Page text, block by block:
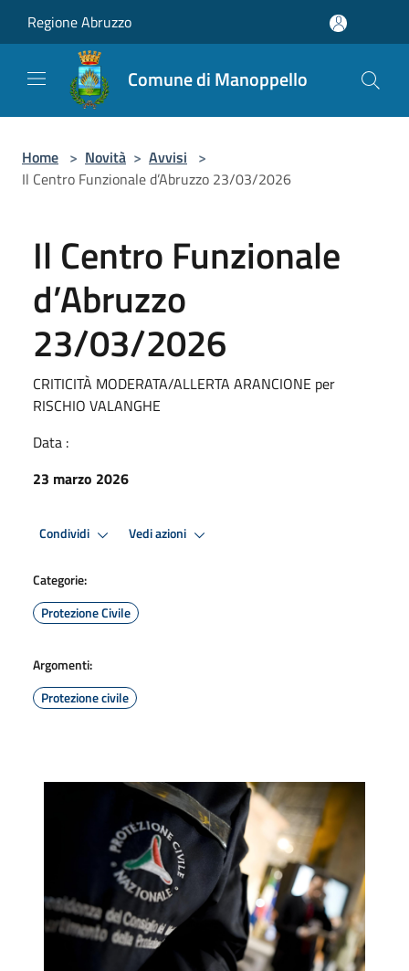
Regione Abruzzo
Comune di Manoppello
Home > Novità > Avvisi >
Il Centro Funzionale d’Abruzzo 23/03/2026
Il Centro Funzionale
d’Abruzzo
23/03/2026
CRITICITÀ MODERATA/ALLERTA ARANCIONE per
RISCHIO VALANGHE
Data :
23 marzo 2026
Condividi Vedi azioni
Categorie:
Protezione Civile
Argomenti:
Protezione civile